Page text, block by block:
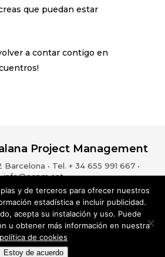
que puedan estar
a contar contigo en
Project Management
Barcelona • Tel. + 34 655 991 667 •
info@acpm.cat
de privacidad
Política de cookies
ESP
CAT
y de terceros para ofrecer nuestros
estadística e incluir publicidad.
acepta su instalación y uso. Puede
u obtener más información en nuestra
política de cookies
Estoy de acuerdo